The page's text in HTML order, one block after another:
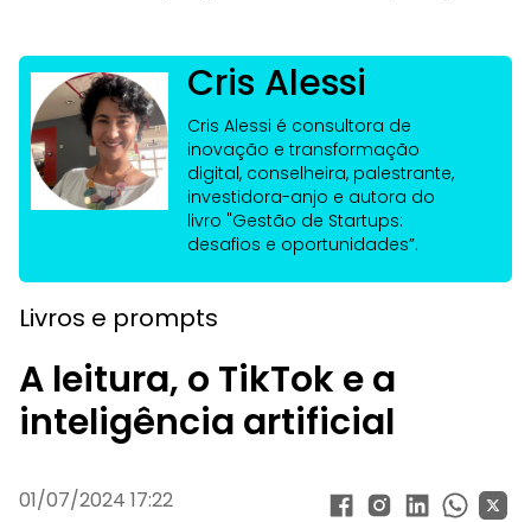
Cris Alessi
Cris Alessi é consultora de
inovação e transformação
digital, conselheira, palestrante,
investidora-anjo e autora do
livro "Gestão de Startups:
desafios e oportunidades”.
Livros e prompts
A leitura, o TikTok e a
inteligência artificial
01/07/2024 17:22